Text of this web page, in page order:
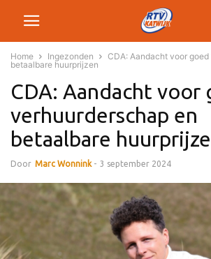
Home Ingezonden
CDA: Aandacht voor
betaalbare huurprijzen
CDA: Aandacht voor
verhuurderschap en
betaalbare
Door Marc Wonnink - 3 september 2024